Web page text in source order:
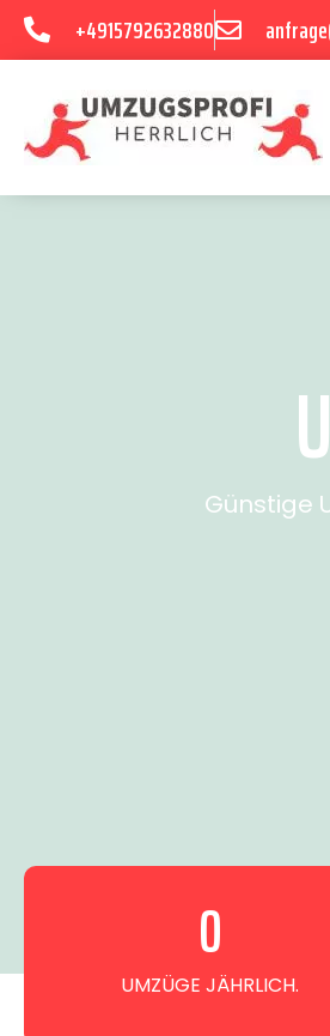
+4915792632880
Günstige
UMZÜGE JÄHRLICH.
0